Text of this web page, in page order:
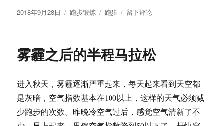
发
2018年9月28日
分
跑步锻炼
标
跑步
于
得
记
的
跑
步
经
留下评论
雾霾之后的半程马拉松
进入秋天，雾霾逐渐严重起来，每天起来看到天空都
是灰暗，空气指数基本在100以上，这样的天气必须减
少跑步的次数。昨晚冷空气过后，感觉空气清新了不